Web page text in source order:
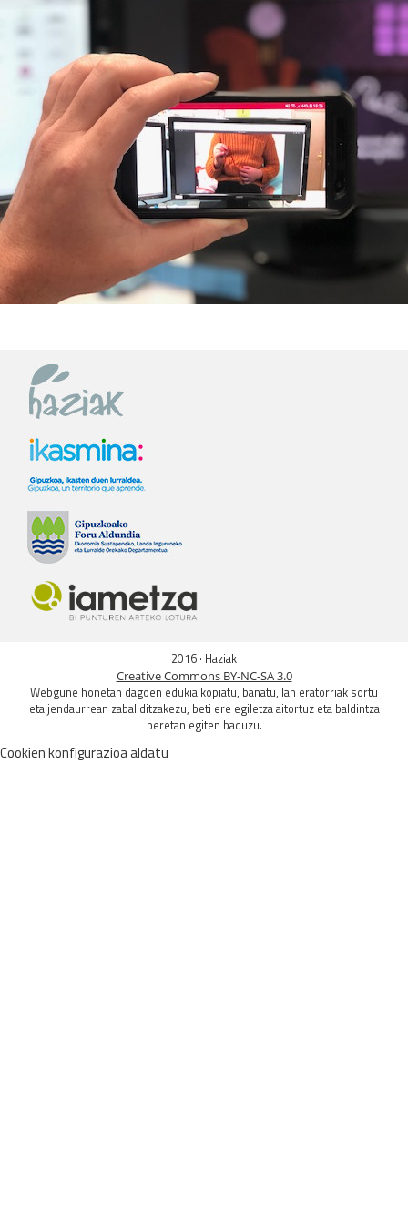
2016 · Haziak
Creative Commons BY-NC-SA 3.0
Webgune honetan dagoen edukia kopiatu, banatu, lan eratorriak sortu
eta jendaurrean zabal ditzakezu, beti ere egiletza aitortuz eta baldintza
beretan egiten baduzu.
Cookien konfigurazioa aldatu